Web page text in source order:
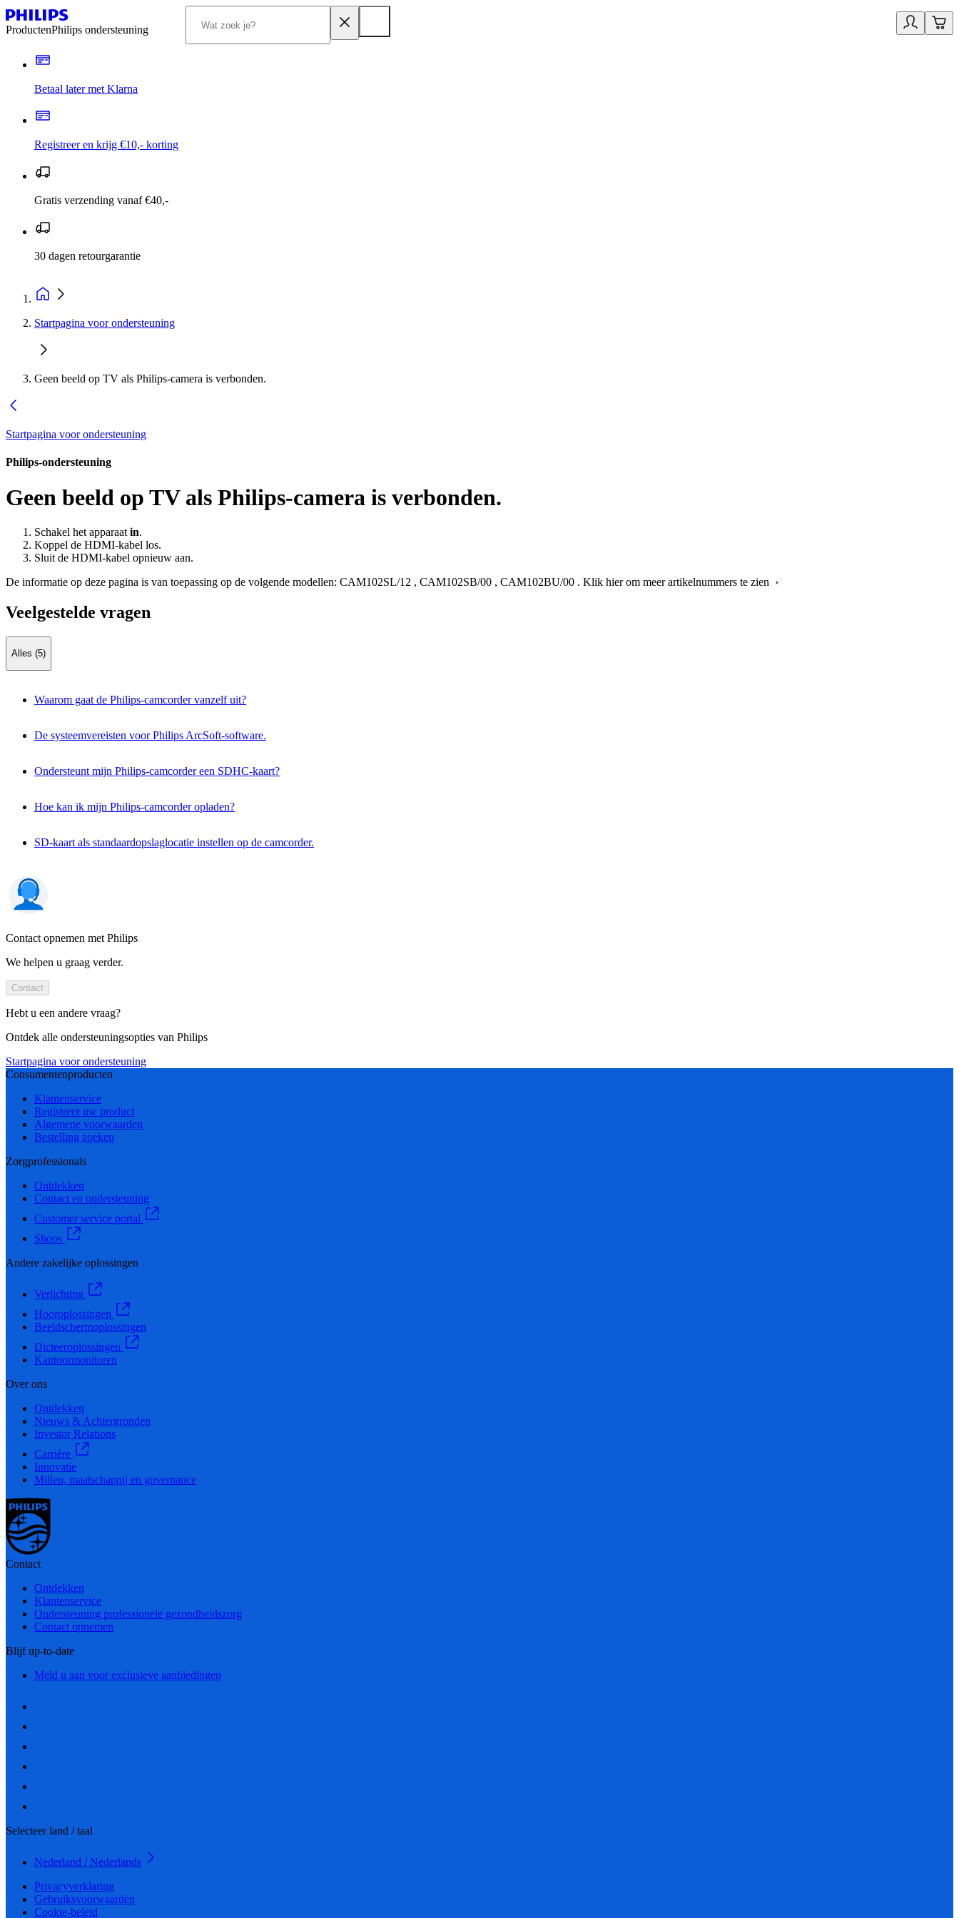
ProductenPhilips ondersteuning
Betaal later met Klarna
Registreer en krijg €10,- korting
Gratis verzending vanaf €40,-
30 dagen retourgarantie
Startpagina voor ondersteuning
Geen beeld op TV als Philips-camera is verbonden.
Startpagina voor ondersteuning
Philips-ondersteuning
Geen beeld op TV als Philips-camera is verbonden.
Schakel het apparaat in.
Koppel de HDMI-kabel los.
Sluit de HDMI-kabel opnieuw aan.
De informatie op deze pagina is van toepassing op de volgende modellen: CAM102SL/12 , CAM102SB/00 , CAM102BU/00 . Klik hier om meer artikelnummers te zien ›
Veelgestelde vragen
Alles (5)
Waarom gaat de Philips-camcorder vanzelf uit?
De systeemvereisten voor Philips ArcSoft-software.
Ondersteunt mijn Philips-camcorder een SDHC-kaart?
Hoe kan ik mijn Philips-camcorder opladen?
SD-kaart als standaardopslaglocatie instellen op de camcorder.
Contact opnemen met Philips
We helpen u graag verder.
Contact
Hebt u een andere vraag?
Ontdek alle ondersteuningsopties van Philips
Startpagina voor ondersteuning
Consumentenproducten
Klantenservice
Registreer uw product
Algemene voorwaarden
Bestelling zoeken
Zorgprofessionals
Ontdekken
Contact en ondersteuning
Customer service portal
Shops
Andere zakelijke oplossingen
Verlichting
Hooroplossingen
Beeldschermoplossingen
Dicteeroplossingen
Kantoormonitoren
Over ons
Ontdekken
Nieuws & Achtergronden
Investor Relations
Carrière
Innovatie
Milieu, maatschappij en governance
Contact
Ontdekken
Klantenservice
Ondersteuning professionele gezondheidszorg
Contact opnemen
Blijf up-to-date
Meld u aan voor exclusieve aanbiedingen
Selecteer land / taal
Nederland / Nederlands
Privacyverklaring
Gebruiksvoorwaarden
Cookie-beleid